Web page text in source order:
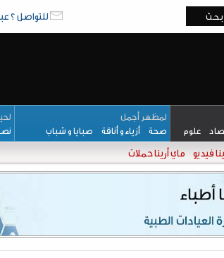
للتواصل ؟
علوم
لمظهر أجمل
صحة أزياء و أناقة صبايا و شباب
فيديو ماي أرينا حملات